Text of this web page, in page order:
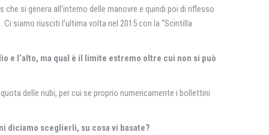
si genera all’interno delle manovre e quindi poi di riflesso
siamo riusciti l’ultima volta nel 2015 con la “Scintilla
e l’alto, ma qual è il limite estremo oltre cui non si può
delle nubi, per cui se proprio numericamente i bollettini
diciamo sceglierli, su cosa vi basate?